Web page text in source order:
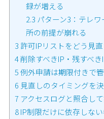
録が増える
2.3 パターン3：テレ
所の前提が崩れる
3 許可IPリストをどう見
4削除すべきIP・残すべ
5例外申請は期限付きで
6 見直しのタイミングを
7 アクセスログと照合し
8IP制限だけに依存しな